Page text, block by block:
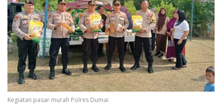
Kegiatan pasar murah Polres Dumai